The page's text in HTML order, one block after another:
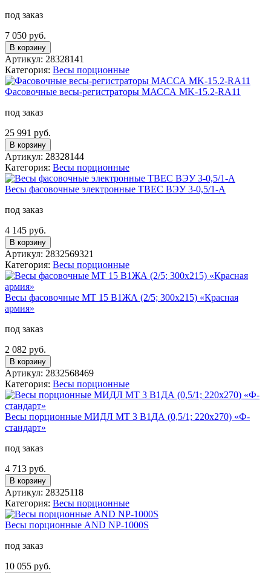
под заказ
7 050 руб.
В корзину
Артикул: 28328141
Категория: Весы порционные
Фасовочные весы-регистраторы МАССА MK-15.2-RA11
под заказ
25 991 руб.
В корзину
Артикул: 28328144
Категория: Весы порционные
Весы фасовочные электронные ТВЕС ВЭУ 3-0,5/1-А
под заказ
4 145 руб.
В корзину
Артикул: 2832569321
Категория: Весы порционные
Весы фасовочные МТ 15 В1ЖА (2/5; 300x215) «Красная
армия»
под заказ
2 082 руб.
В корзину
Артикул: 2832568469
Категория: Весы порционные
Весы порционные МИДЛ МТ 3 В1ДА (0,5/1; 220x270) «Ф-
стандарт»
под заказ
4 713 руб.
В корзину
Артикул: 28325118
Категория: Весы порционные
Вeсы порционные AND NP-1000S
под заказ
10 055 руб.